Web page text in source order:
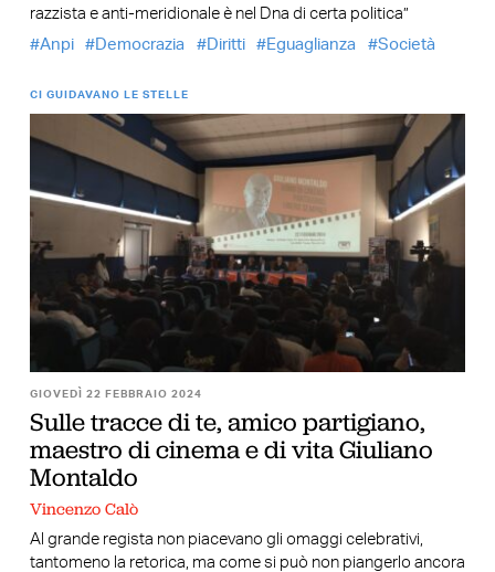
razzista e anti-meridionale è nel Dna di certa politica”
Anpi
Democrazia Diritti Eguaglianza Società
CI GUIDAVANO LE STELLE
GIOVEDÌ 22 FEBBRAIO 2024
Sulle tracce di te, amico partigiano,
maestro di cinema e di vita Giuliano
Montaldo
Vincenzo Calò
Al grande regista non piacevano gli omaggi celebrativi,
tantomeno la retorica, ma come si può non piangerlo ancora